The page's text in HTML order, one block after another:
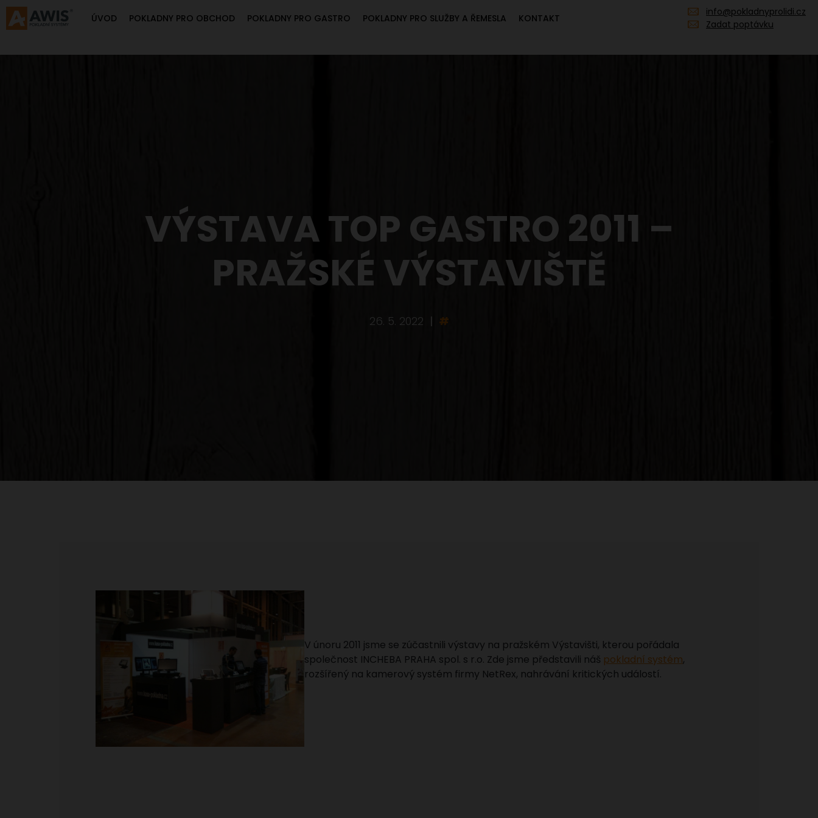
ÚVOD POKLADNY PRO OBCHOD POKLADNY PRO GASTRO POKLADNY PRO SLUŽBY A ŘEMESLA KONTAKT
info@pokladnyprolidi.cz
Zadat poptávku
VÝSTAVA TOP GASTRO 2011 –
PRAŽSKÉ VÝSTAVIŠTĚ
26. 5. 2022 | #
V únoru 2011 jsme se zúčastnili výstavy na pražském Výstavišti, kterou pořádala
společnost INCHEBA PRAHA spol. s r.o. Zde jsme představili náš pokladní systém,
rozšířený na kamerový systém firmy NetRex, nahrávání kritických událostí.